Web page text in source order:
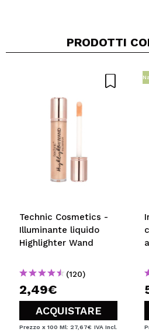
Condividi un video
Consiglieresti questo
PRODOTTI
Technic Cosmetics -
Illuminante liquido
Highlighter Wand
(120)
2,49€
ACQUISTARE
Prezzo x 100 Ml: 27,67€ IVA Incl.